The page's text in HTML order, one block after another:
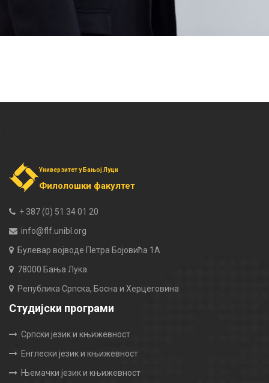
Универзитет у Бањој Луци
Филолошки факултет
+ 387 (0) 51 34 01 20
info@flf.unibl.org
Булевар војводе Петра Бојовића 1А
78000 Бања Лука
Република Српска, Босна и Херцеговина
Студијски програми
Српски језик и књижевност
Енглески језик и књижевност
Њемачки језик и књижевност